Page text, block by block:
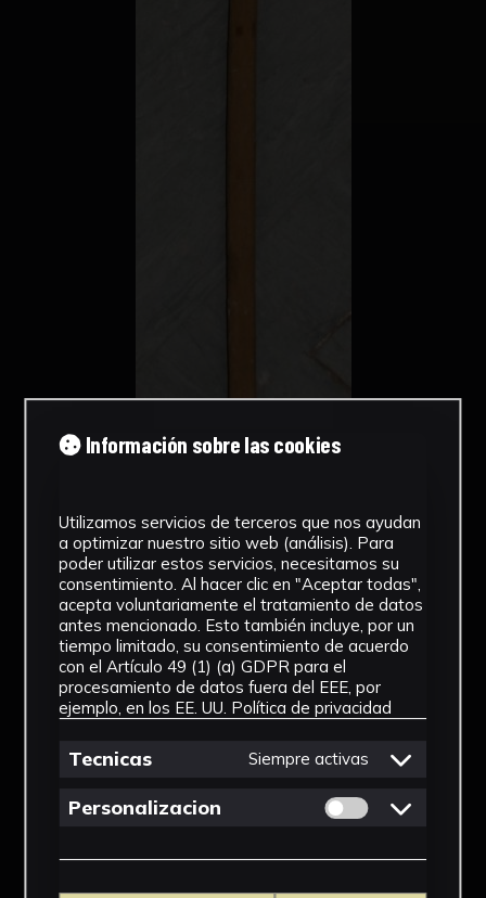
Información sobre las cookies
Utilizamos servicios de terceros que nos ayudan
a optimizar nuestro sitio web (análisis). Para
poder utilizar estos servicios, necesitamos su
consentimiento. Al hacer clic en "Aceptar todas",
acepta voluntariamente el tratamiento de datos
antes mencionado. Esto también incluye, por un
tiempo limitado, su consentimiento de acuerdo
con el Artículo 49 (1) (a) GDPR para el
procesamiento de datos fuera del EEE, por
ejemplo, en los EE. UU. Política de privacidad
Tecnicas Siempre activas
Personalizacion Permitir cookies